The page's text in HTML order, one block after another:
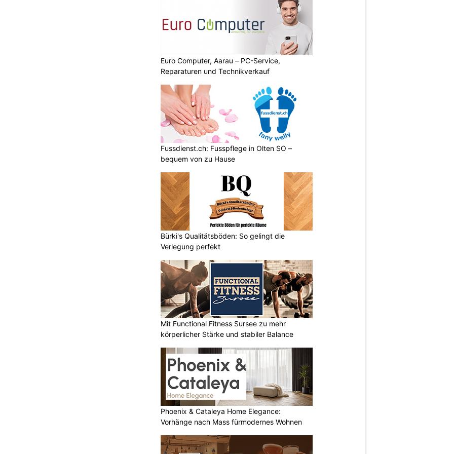
Euro Computer, Aarau – PC-Service,
Reparaturen und Technikverkauf
Fussdienst.ch: Fusspflege in Olten SO –
bequem von zu Hause
Bürki's Qualitätsböden: So gelingt die
Verlegung perfekt
Mit Functional Fitness Sursee zu mehr
körperlicher Stärke und stabiler Balance
Phoenix & Cataleya Home Elegance:
Vorhänge nach Mass fürmodernes Wohnen